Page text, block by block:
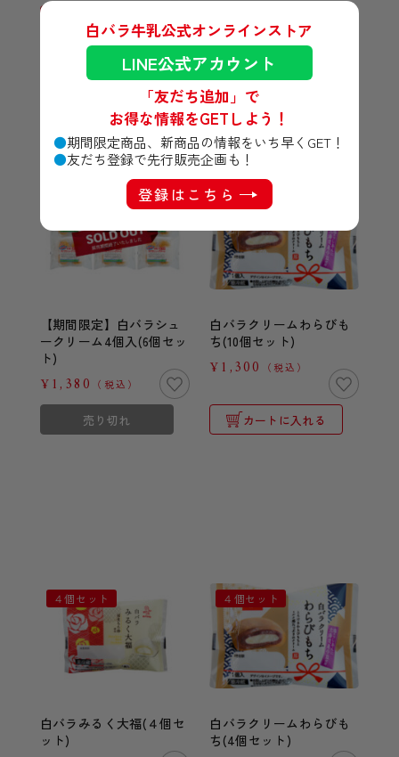
白バラ牛乳公式オンラインストア
LINE公式アカウント
「友だち追加」で
お得な情報をGETしよう！
期間限定商品、新商品の情報をいち早くGET！
友だち登録で先行販売企画も！
登録はこちら
カートに入れる カートに入れる
【期間限定】白バラシュ
ークリーム4個入(6個セッ
ト)
¥1,380 （税込）
売り切れ
10個セット
白バラクリームわらびも
ち(10個セット)
¥1,300 （税込）
カートに入れる
４個セット
白バラみるく大福(４個セ
ット)
４個セット
白バラクリームわらびも
ち(4個セット)